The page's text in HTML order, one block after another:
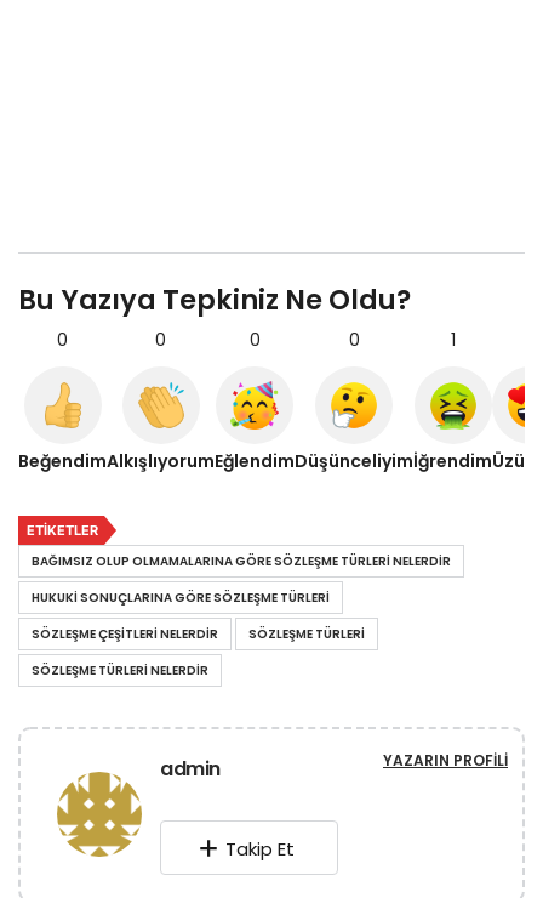
Bu Yazıya Tepkiniz Ne Oldu?
0
Beğendim
0
Alkışlıyorum
0
Eğlendim
0
Düşünceliyim
1
İğrendim
ETIKETLER
BAĞIMSIZ OLUP OLMAMALARINA GÖRE SÖZLEŞME TÜRLERI NELERDIR
HUKUKI SONUÇLARINA GÖRE SÖZLEŞME TÜRLERI
SÖZLEŞME ÇEŞITLERI NELERDIR
SÖZLEŞME TÜRLERI
SÖZLEŞME TÜRLERI NELERDIR
admin YAZARIN PROFILI
Takip Et